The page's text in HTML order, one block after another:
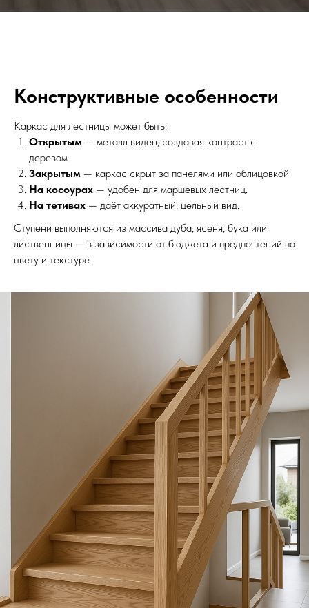
Выезд и ЗD ПРОЕКТ бесплатно!
Лестница на
металлокаркасе
обшивку деревом
Москве
Конструктивные особенности
Каркас для лестницы может быть:
Открытым — металл виден, создавая контраст с
деревом.
Закрытым — каркас скрыт за панелями или облицовкой.
На косоурах — удобен для маршевых лестниц.
На тетивах — даёт аккуратный, цельный вид.
Ступени выполняются из массива дуба, ясеня, бука или
лиственницы — в зависимости от бюджета и предпочтений по
цвету и текстуре.